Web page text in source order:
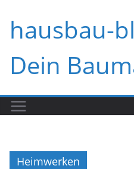
Inhalt
springen
hausbau-
Dein
Heimwerken